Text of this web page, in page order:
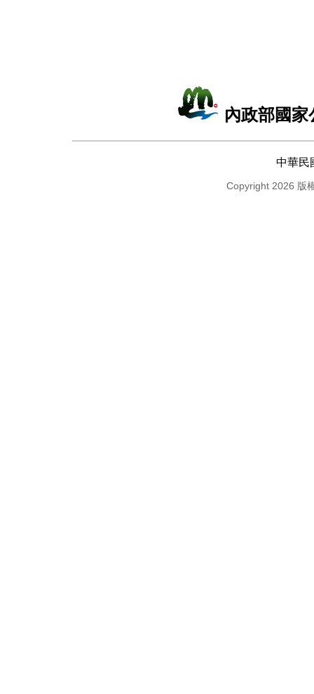
內政部國
中華民
Copyright 2026 版